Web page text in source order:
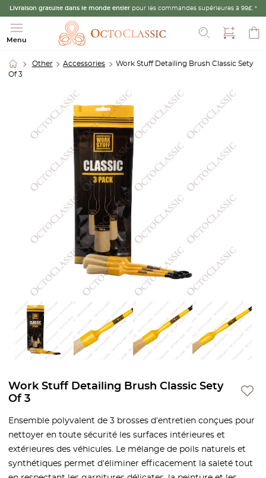
Livraison gratuite dans le monde entier pour les commandes supérieures à 99£. *
Menu
Recherche
Other Accessories
Work Stuff Detailing Brush Classic Sety
Of 3
Work Stuff Detailing Brush Classic Sety
Of 3
Ensemble polyvalent de 3 brosses d’entretien conçues pour
nettoyer en toute sécurité les surfaces intérieures et
extérieures des véhicules. Le mélange de poils naturels et
synthétiques permet d’éliminer efficacement la saleté tout